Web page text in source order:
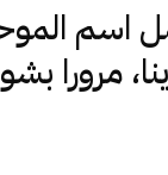
اسم
مرورا